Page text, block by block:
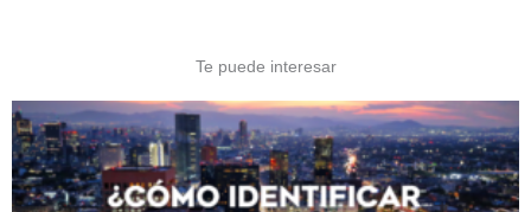
Te puede interesar